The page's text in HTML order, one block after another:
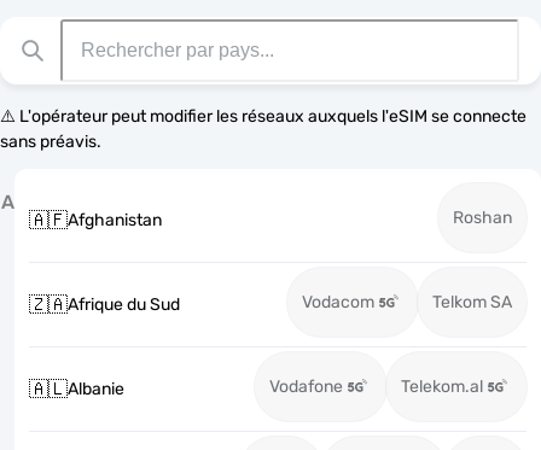
⚠️ L'opérateur peut modifier les réseaux auxquels l'eSIM se connecte
sans préavis.
A
🇦🇫Afghanistan Roshan
🇿🇦Afrique du Sud Vodacom Telkom SA
🇦🇱Albanie Vodafone Telekom.al